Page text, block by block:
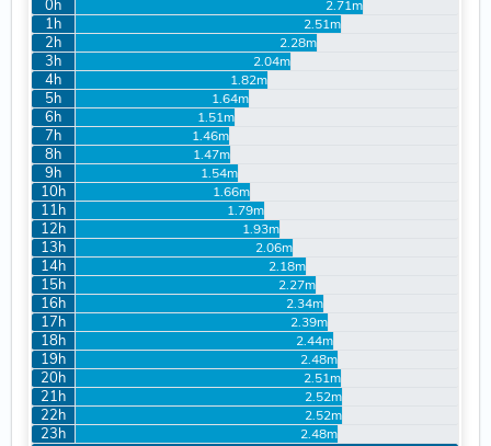
0h 2.71m
1h 2.51m
2h 2.28m
3h 2.04m
4h 1.82m
5h 1.64m
6h 1.51m
7h 1.46m
8h 1.47m
9h 1.54m
10h 1.66m
11h 1.79m
12h 1.93m
13h 2.06m
14h 2.18m
15h 2.27m
16h 2.34m
17h 2.39m
18h 2.44m
19h 2.48m
20h 2.51m
21h 2.52m
22h 2.52m
23h 2.48m